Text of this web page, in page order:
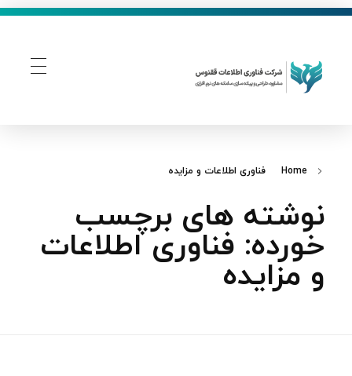
Home فناوری اطلاعات و مزایده
نوشته های برچسب
خورده: فناوری اطلاعات
و مزایده